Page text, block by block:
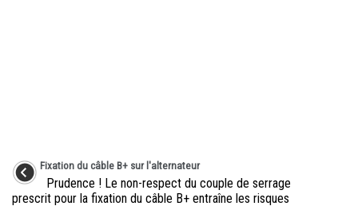
Fixation du câble B+ sur l'alternateur
Prudence ! Le non-respect du couple de serrage
prescrit pour la fixation du câble B+ entraîne les risques